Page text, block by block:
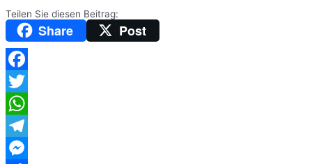
Teilen Sie diesen Beitrag:
Share Post
Facebook
Twitter
WhatsApp
Telegram